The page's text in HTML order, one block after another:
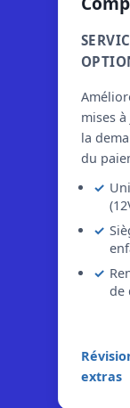
mises
la
du
de
extras